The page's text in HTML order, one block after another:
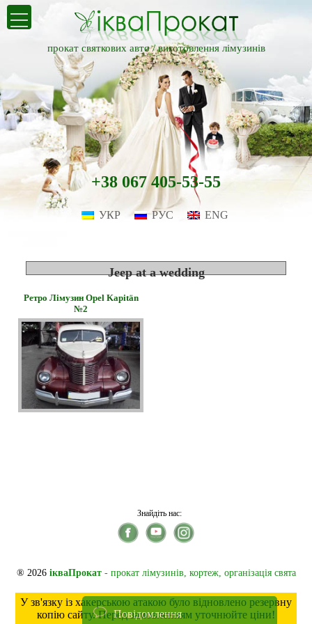
прокат святкових авто /виготовлення лімузинів
+38 067 405-53-55
УКР РУС ENG
Jeep at a wedding
Ретро Лімузин Opel Kapitän
№2
Знайдіть нас:
® 2026 ікваПрокат- прокат лімузинів, кортеж, організація свята
У зв'язку із хакерською атакою було відновлено резервну
копію сайту. Перед замовленням уточнюйте ціни!
Повідомлення